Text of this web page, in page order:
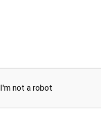
I'm not a robot